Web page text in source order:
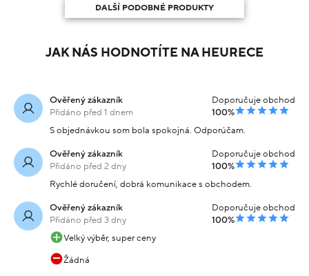
DALŠÍ PODOBNÉ PRODUKTY
JAK NÁS HODNOTÍTE NA HEURECE
Ověřený zákazník
Přidáno před 1 dnem
Doporučuje obchod
100%
S objednávkou som bola spokojná. Odporúčam.
Ověřený zákazník
Přidáno před 2 dny
Doporučuje obchod
100%
Rychlé doručení, dobrá komunikace s obchodem.
Ověřený zákazník
Přidáno před 3 dny
Doporučuje obchod
100%
Velký výběr, super ceny
Žádná